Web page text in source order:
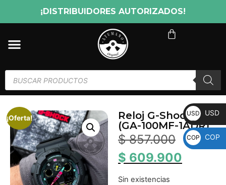
¡DISTRIBUIDORES AUTORIZADOS!
¡Oferta!
Reloj G-Shock
(GA-100MF-1ADR)
$857.000
$ 609.900
Sin existencias
USD USD
COP COP